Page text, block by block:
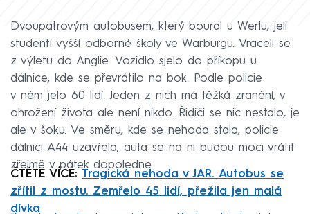
Dvoupatrovým autobusem, který boural u Werlu, jeli
studenti vyšší odborné školy ve Warburgu. Vraceli se
z výletu do Anglie. Vozidlo sjelo do příkopu u
dálnice, kde se převrátilo na bok. Podle policie
v něm jelo 60 lidí. Jeden z nich má těžká zranění, v
ohrožení života ale není nikdo. Řidiči se nic nestalo, je
ale v šoku. Ve směru, kde se nehoda stala, policie
dálnici A44 uzavřela, auta se na ni budou moci vrátit
zřejmě v pátek dopoledne.
ČTĚTE VÍCE: Tragická nehoda v JAR. Autobus se
zřítil z mostu. Zemřelo 45 lidí, přežila jen malá
dívka